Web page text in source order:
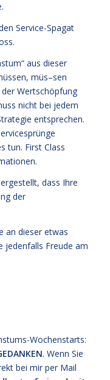
Service-Spagat
aus dieser
müs–sen
Wertschöpfung
nicht bei jedem
entsprechen.
tun. First Class
dass Ihre
der
an dieser etwas
jedenfalls Freude am
Wochenstarts:
. Wenn Sie
bei mir per Mail